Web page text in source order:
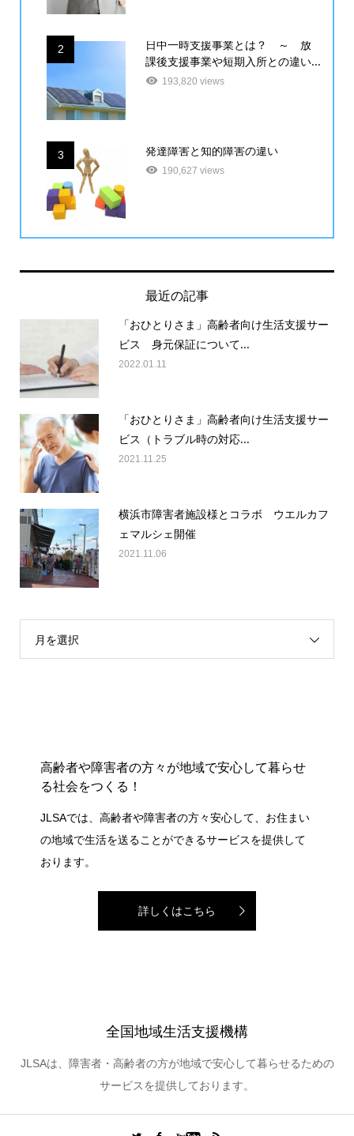
2
日中一時支援事業とは？ ～ 放
課後支援事業や短期入所との違い...
193,820 views
3 発達障害と知的障害の違い
190,627 views
最近の記事
「おひとりさま」高齢者向け生活支援サー
ビス 身元保証について...
2022.01.11
「おひとりさま」高齢者向け生活支援サー
ビス（トラブル時の対応...
2021.11.25
横浜市障害者施設様とコラボ ウエルカフ
ェマルシェ開催
2021.11.06
月を選択
高齢者や障害者の方々が地域で安心して暮らせ
る社会をつくる！
JLSAでは、高齢者や障害者の方々安心して、お住まい
の地域で生活を送ることができるサービスを提供して
おります。
詳しくはこちら
全国地域生活支援機構
JLSAは、障害者・高齢者の方が地域で安心して暮らせるための
サービスを提供しております。